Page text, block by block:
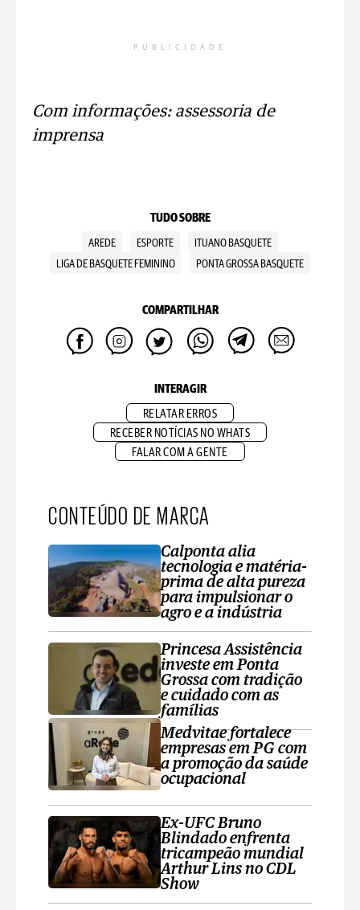
PUBLICIDADE
Com informações: assessoria de
imprensa
TUDO SOBRE
AREDE ESPORTE
ITUANO BASQUETE
LIGA DE BASQUETE FEMININO
PONTA GROSSA BASQUETE
COMPARTILHAR
INTERAGIR
RELATAR ERROS
RECEBER NOTÍCIAS NO WHATS
FALAR COM A GENTE
CONTEÚDO DE MARCA
Calponta alia
tecnologia e matéria-
prima de alta pureza
para impulsionar o
agro e a indústria
Princesa Assistência
investe em Ponta
Grossa com tradição
e cuidado com as
famílias
Medvitae fortalece
empresas em PG com
a promoção da saúde
ocupacional
Ex-UFC Bruno
Blindado enfrenta
tricampeão mundial
Arthur Lins no CDL
Show